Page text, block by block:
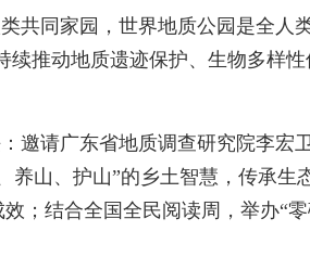
共同家园，世界地质公园是全人
推动地质遗迹保护、生物多样
邀请广东省地质调查研究院李宏
山、护山”的乡土智慧，传承
；结合全国全民阅读周，举办“